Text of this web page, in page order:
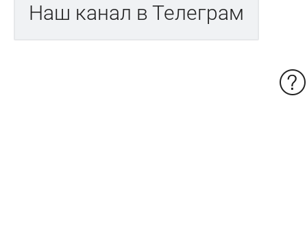
Наш канал в Телеграм